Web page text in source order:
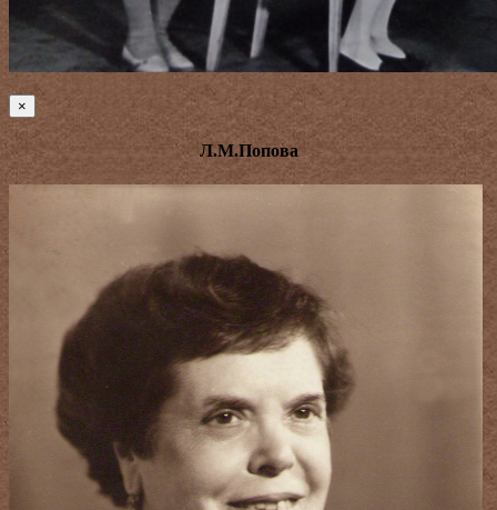
×
Л.М.Попова